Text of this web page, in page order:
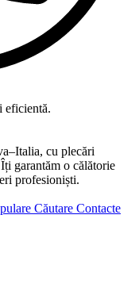
eficientă.
cu plecări
garantăm o călătorie
profesioniști.
Căutare Contacte